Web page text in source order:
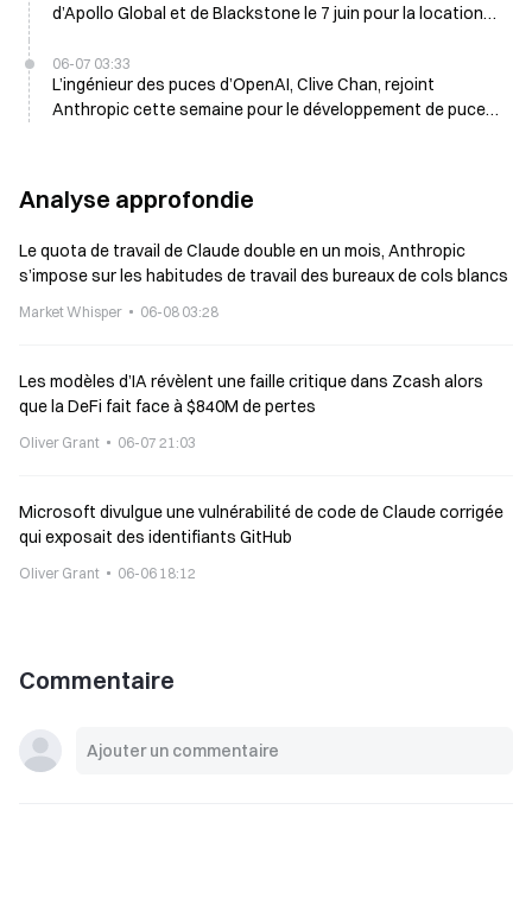
d’Apollo Global et de Blackstone le 7 juin pour la location
06-07 03:33
L’ingénieur des puces d’OpenAI, Clive Chan, rejoint
Anthropic cette semaine pour le développement de puces
Analyse approfondie
Le quota de travail de Claude double en un mois, Anthropic
s’impose sur les habitudes de travail des bureaux de cols blancs
Market Whisper 06-08 03:28
Les modèles d’IA révèlent une faille critique dans Zcash alors
que la DeFi fait face à $840M de pertes
Oliver Grant 06-07 21:03
Microsoft divulgue une vulnérabilité de code de Claude corrigée
qui exposait des identifiants GitHub
Oliver Grant 06-06 18:12
Commentaire